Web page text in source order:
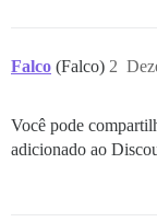
Falco (Falco) 2
Você pode
adicionado ao